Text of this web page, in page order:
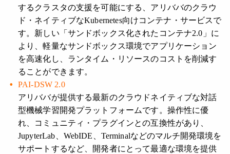
するクラスタの支援を可能にする、アリババのクラウ
ド・ネイティブなKubernetes向けコンテナ・サービスで
す。新しい「サンドボックス化されたコンテナ2.0」に
より、軽量なサンドボックス環境でアプリケーション
を高速化し、ランタイム・リソースのコストを削減す
ることができます。
PAI-DSW 2.0
アリババが提供する最新のクラウドネイティブな対話
型機械学習開発プラットフォームです。操作性に優
れ、コミュニティ・プラグインとの互換性があり、
JupyterLab、WebIDE、Terminalなどのマルチ開発環境を
サポートするなど、開発者にとって最適な環境を提供